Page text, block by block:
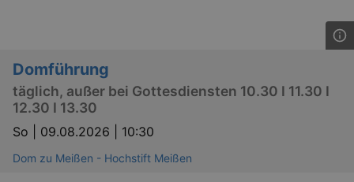
Domführung
täglich, außer bei Gottesdiensten 10.30 I 11.30 I
12.30 I 13.30
So | 09.08.2026 | 10:30
Dom zu Meißen - Hochstift Meißen